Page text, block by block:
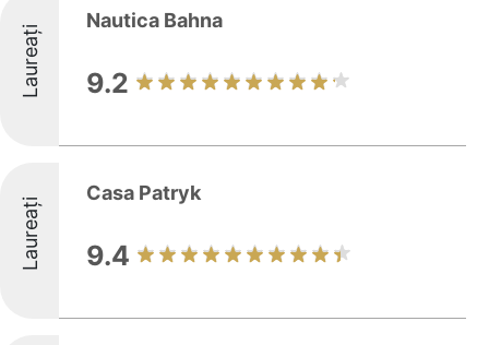
Laureați
Nautica Bahna
9.2
Laureați
Casa Patryk
9.4